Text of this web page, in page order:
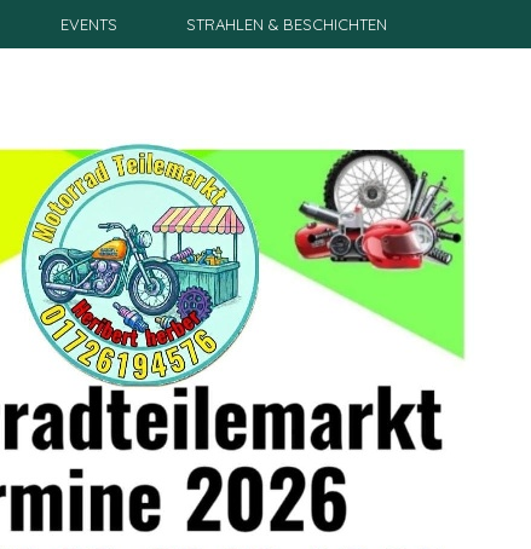
EVENTS STRAHLEN & BESCHICHTEN